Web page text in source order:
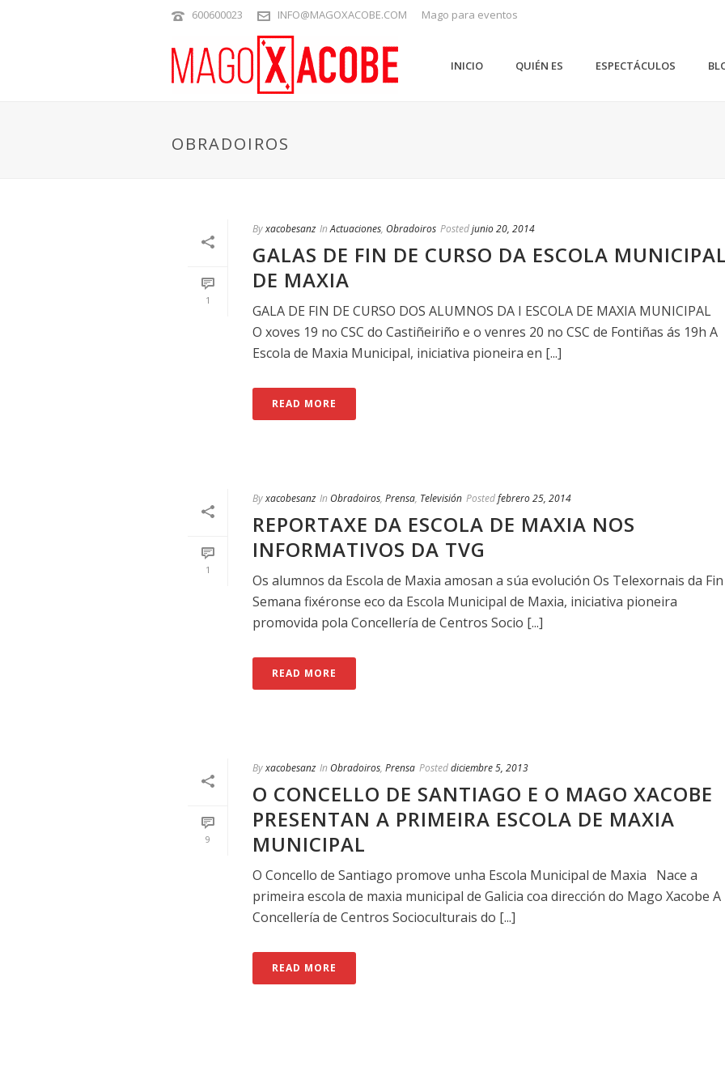
600600023 INFO@MAGOXACOBE.COM Mago para eventos
INICIO QUIÉN ES ESPECTÁCULOS
OBRADOIROS
1
Byxacobesanz In Actuaciones, Obradoiros Postedjunio 20, 2014
GALAS DE FIN DE CURSO DA ESCOLA
DE MAXIA
GALA DE FIN DE CURSO DOS ALUMNOS DA I ESCOLA DE MAXIA MUNICIPAL
O xoves 19 no CSC do Castiñeiriño e o venres 20 no CSC de Fontiñas ás 19h A
Escola de Maxia Municipal, iniciativa pioneira en [...]
READ MORE
1
Byxacobesanz In Obradoiros, Prensa, Televisión Postedfebrero 25, 2014
REPORTAXE DA ESCOLA DE MAXIA NOS
INFORMATIVOS DA TVG
Os alumnos da Escola de Maxia amosan a súa evolución Os Telexornais da
Semana fixéronse eco da Escola Municipal de Maxia, iniciativa pioneira
promovida pola Concellería de Centros Socio [...]
READ MORE
9
Byxacobesanz In Obradoiros, Prensa Posteddiciembre 5, 2013
O CONCELLO DE SANTIAGO E O MAGO XACOBE
PRESENTAN A PRIMEIRA ESCOLA DE MAXIA
MUNICIPAL
O Concello de Santiago promove unha Escola Municipal de Maxia Nace a
primeira escola de maxia municipal de Galicia coa dirección do Mago Xacobe A
Concellería de Centros Socioculturais do [...]
READ MORE